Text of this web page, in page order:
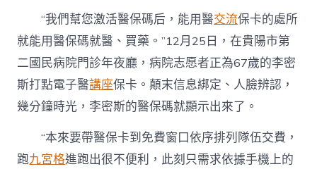
辦
到
九
宮
格
時
租
事
圈”〉
中
“我們幫您激活醫保碼后，能用醫交流保卡的處所
就能用醫保碼就醫、買藥。”12月25日，在貴陽市第
二國民病院門診年夜廳，病院志愿者正為67歲的李密
斯打點電子醫講座保卡。顛末信息綁定、人臉辨認，
幾分鐘時光，李密斯的醫保碼就顯示出來了。
“本來要帶醫保卡到免費窗口依序排列隊伍交費，
跑九宮格進跑出很不便利，此刻只需求依據手機上的